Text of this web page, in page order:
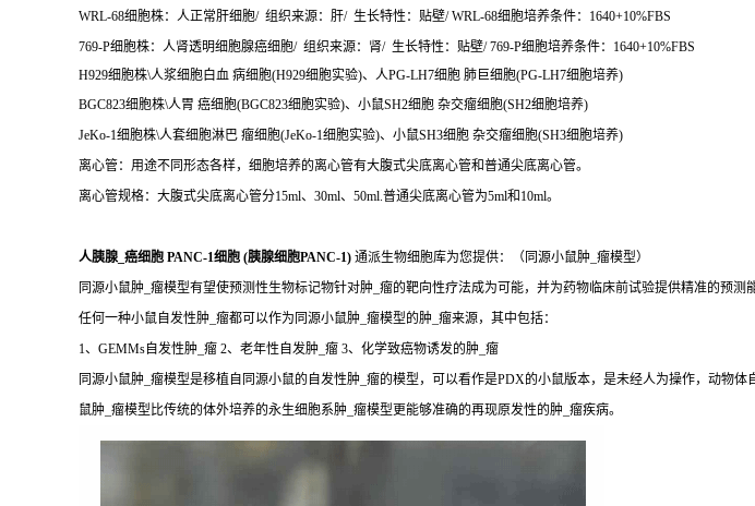
WRL-68细胞株：人正常肝细胞/ 组织来源：肝/ 生长特性：贴壁/ WRL-68细胞培养条件：1640+10%FBS
769-P细胞株：人肾透明细胞腺癌细胞/ 组织来源：肾/ 生长特性：贴壁/ 769-P细胞培养条件：1640+10%FBS
H929细胞株\人浆细胞白血 病细胞(H929细胞实验)、人PG-LH7细胞 肺巨细胞(PG-LH7细胞培养)
BGC823细胞株\人胃 癌细胞(BGC823细胞实验)、小鼠SH2细胞 杂交瘤细胞(SH2细胞培养)
JeKo-1细胞株\人套细胞淋巴 瘤细胞(JeKo-1细胞实验)、小鼠SH3细胞 杂交瘤细胞(SH3细胞培养)
离心管：用途不同形态各样，细胞培养的离心管有大腹式尖底离心管和普通尖底离心管。
离心管规格：大腹式尖底离心管分15ml、30ml、50ml.普通尖底离心管为5ml和10ml。
人胰腺_癌细胞 PANC-1细胞 (胰腺细胞PANC-1) 通派生物细胞库为您提供：（同源小鼠肿_瘤模型）
同源小鼠肿_瘤模型有望使预测性生物标记物针对肿_瘤的靶向性疗法成为可能，并为药物临床前试验提供精准的预测能
任何一种小鼠自发性肿_瘤都可以作为同源小鼠肿_瘤模型的肿_瘤来源，其中包括：
1、GEMMs自发性肿_瘤 2、老年性自发肿_瘤 3、化学致癌物诱发的肿_瘤
同源小鼠肿_瘤模型是移植自同源小鼠的自发性肿_瘤的模型，可以看作是PDX的小鼠版本，是未经人为操作，动物
鼠肿_瘤模型比传统的体外培养的永生细胞系肿_瘤模型更能够准确的再现原发性的肿_瘤疾病。